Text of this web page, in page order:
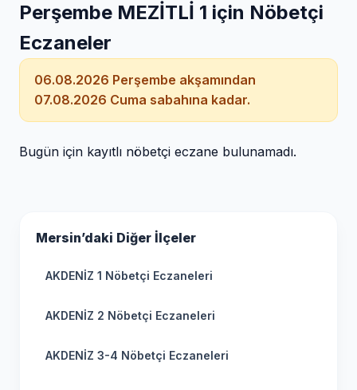
Perşembe MEZİTLİ 1 için Nöbetçi
Eczaneler
06.08.2026 Perşembe akşamından
07.08.2026 Cuma sabahına kadar.
Bugün için kayıtlı nöbetçi eczane bulunamadı.
Mersin’daki Diğer İlçeler
AKDENİZ 1 Nöbetçi Eczaneleri
AKDENİZ 2 Nöbetçi Eczaneleri
AKDENİZ 3-4 Nöbetçi Eczaneleri